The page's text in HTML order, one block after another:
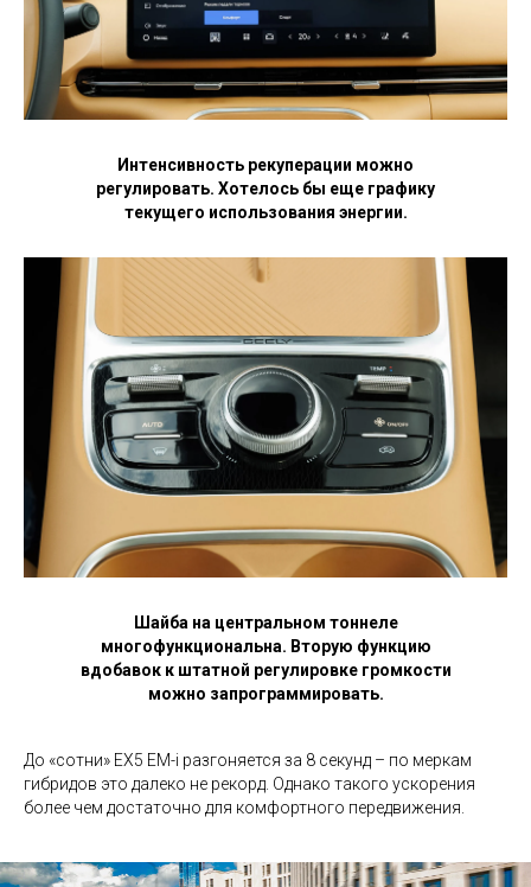
Интенсивность рекуперации можно
регулировать. Хотелось бы еще графику
текущего использования энергии.
Шайба на центральном тоннеле
многофункциональна. Вторую функцию
вдобавок к штатной регулировке громкости
можно запрограммировать.
До «сотни» EX5 EM-i разгоняется за 8 секунд – по меркам
гибридов это далеко не рекорд. Однако такого ускорения
более чем достаточно для комфортного передвижения.